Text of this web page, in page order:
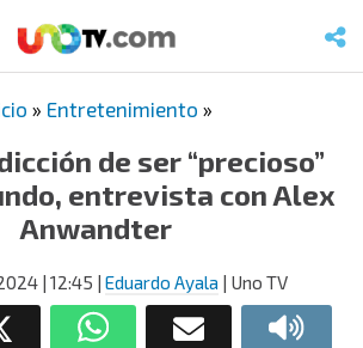
» Entretenimiento »
de ser “precioso”
entrevista con Alex
Anwandter
| 12:45 | Eduardo Ayala | Uno TV